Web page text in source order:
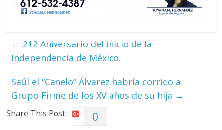
← 212 Aniversario del inicio de la
Independencia de México.
Saúl el “Canelo” Álvarez habría corrido a
Grupo Firme de los XV años de su hija →
Share This Post: 0